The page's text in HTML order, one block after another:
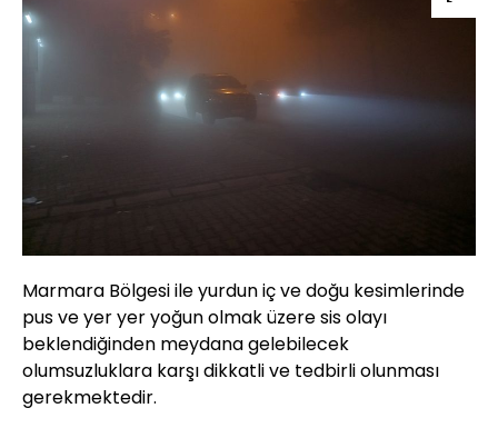
Marmara Bölgesi ile yurdun iç ve doğu kesimlerinde
pus ve yer yer yoğun olmak üzere sis olayı
beklendiğinden meydana gelebilecek
olumsuzluklara karşı dikkatli ve tedbirli olunması
gerekmektedir.